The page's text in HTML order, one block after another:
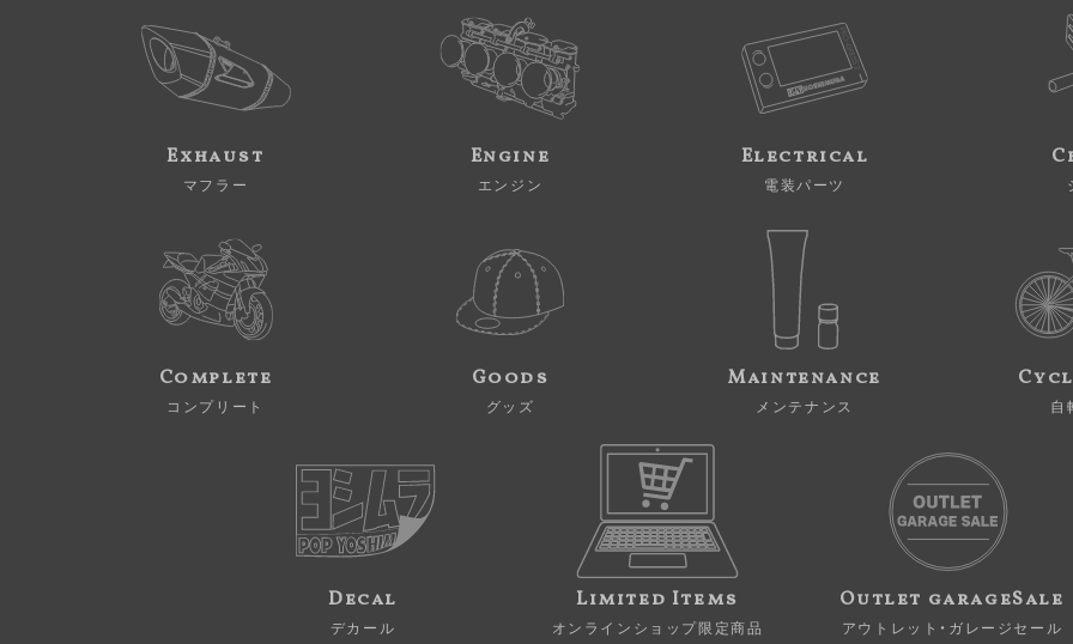
Exhaust
マフラー
Engine
エンジン
Electrical
電装パーツ
Complete
コンプリート
Goods
グッズ
Maintenance
メンテナンス 自
Decal
デカール
Limited Items
オンラインショップ限定商品
Outlet garageSale
アウトレット・ガレージセール